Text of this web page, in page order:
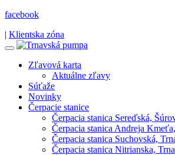
facebook
| Klientska zóna
Zľavová karta
Aktuálne zľavy
Súťaže
Novinky
Čerpacie stanice
Čerpacia stanica Sereďská,
Čerpacia stanica Andreja
Čerpacia stanica Suchovská,
Čerpacia stanica Nitrianska,